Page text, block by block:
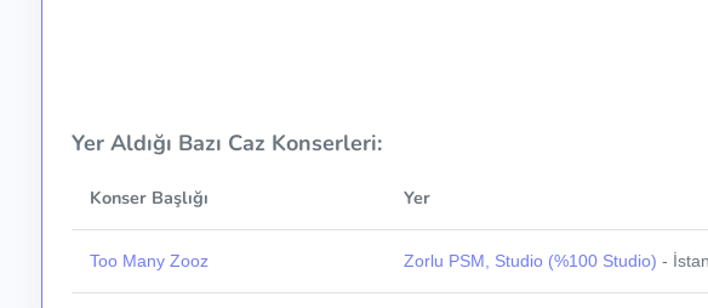
Yer Aldığı Bazı Caz Konserleri:
Konser Başlığı Yer
Too Many Zooz Zorlu PSM, Studio (%100 Studio) -